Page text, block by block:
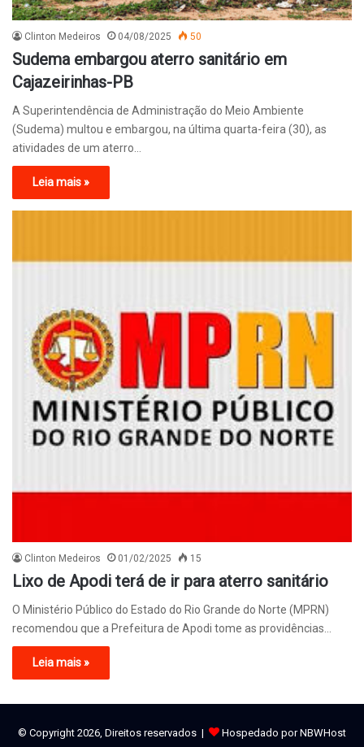
Clinton Medeiros 04/08/2025 50
Sudema embargou aterro sanitário em
Cajazeirinhas-PB
A Superintendência de Administração do Meio Ambiente
(Sudema) multou e embargou, na última quarta-feira (30), as
atividades de um aterro…
Leia mais »
Clinton Medeiros 01/02/2025 15
Lixo de Apodi terá de ir para aterro sanitário
O Ministério Público do Estado do Rio Grande do Norte (MPRN)
recomendou que a Prefeitura de Apodi tome as providências…
Leia mais »
© Copyright 2026, Direitos reservados | Hospedado por NBWHost